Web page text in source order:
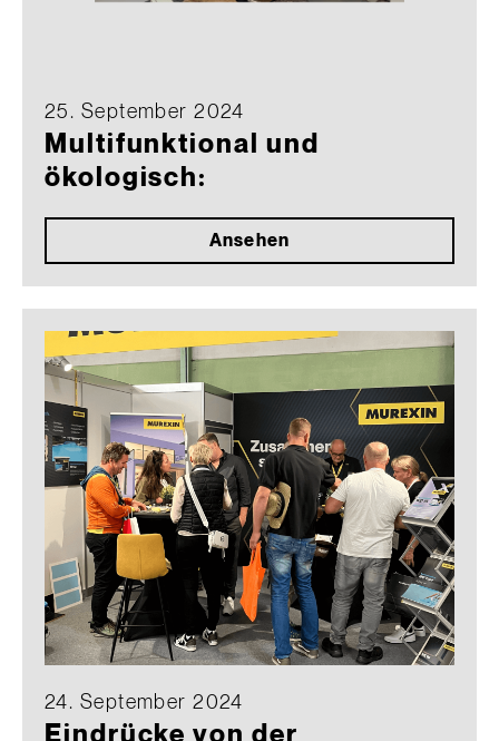
25. September 2024
Multifunktional und
ökologisch:
Ansehen
24. September 2024
Eindrücke von der